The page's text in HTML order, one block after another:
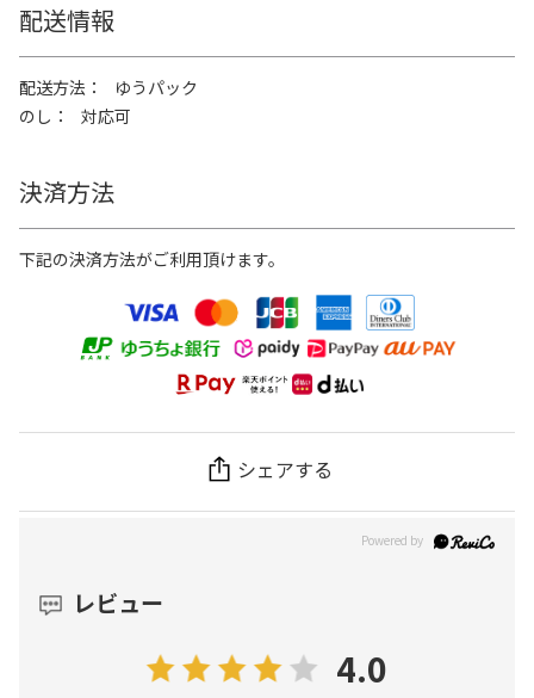
配送情報
配送方法
ゆうパック
のし
対応可
決済方法
下記の決済方法がご利用頂けます。
シェアする
レビュー
4.0